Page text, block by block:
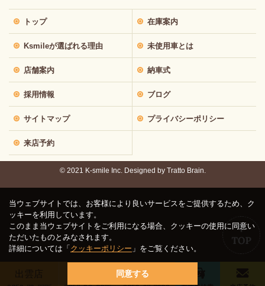
出雲店 松江店
トップ 在庫案内
Ksmileが選ばれる理由 未使用車とは
店舗案内 納車式
採用情報 ブログ
サイトマップ プライバシーポリシー
来店予約
© 2021 K-smile Inc. Designed by Tratto Brain.
当ウェブサイトでは、お客様により良いサービスをご提供するため、ク
ッキーを利用しています。
このまま当ウェブサイトをご利用になる場合、クッキーの使用に同意い
ただいたものとみなされます。
詳細については「クッキーポリシー 」をご覧ください。
同意する